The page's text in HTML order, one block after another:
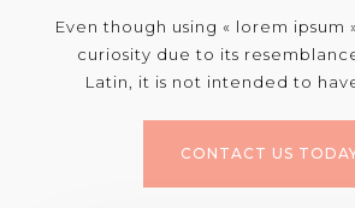
Even though using « lorem ipsum
curiosity due to its
Latin, it is not intended to
CONTACT US